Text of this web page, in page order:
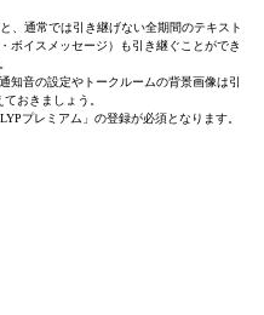
、通常では引き継げない全期間のテキスト
ボイスメッセージ）も引き継ぐことができ
知音の設定やトークルームの背景画像は引
おきましょう。
プレミアム」の登録が必須となります。